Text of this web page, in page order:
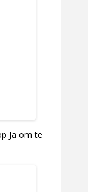
Ja om te